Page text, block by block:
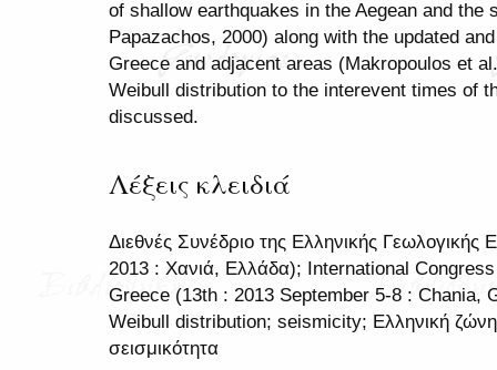
of shallow earthquakes in the Aegean and the
Papazachos, 2000) along with the updated
Greece and adjacent areas (Makropoulos et
Weibull distribution to the interevent times of
discussed.
Λέξεις κλειδιά
Διεθνές Συνέδριο της Ελληνικής Γεωλογικής
2013 : Χανιά, Ελλάδα); International
Greece (13th : 2013 September 5-8 : Chania,
Weibull distribution; seismicity; Ελληνική
σεισμικότητα